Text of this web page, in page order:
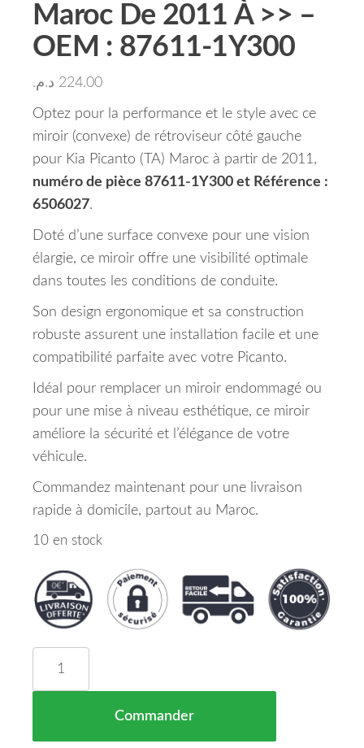
Maroc De 2011 À >> –
OEM : 87611-1Y300
224.00 د.م.
Optez pour la performance et le style avec ce
miroir (convexe) de rétroviseur côté gauche
pour Kia Picanto (TA) Maroc à partir de 2011,
numéro de pièce 87611-1Y300 et Référence :
6506027.
Doté d’une surface convexe pour une vision
élargie, ce miroir offre une visibilité optimale
dans toutes les conditions de conduite.
Son design ergonomique et sa construction
robuste assurent une installation facile et une
compatibilité parfaite avec votre Picanto.
Idéal pour remplacer un miroir endommagé ou
pour une mise à niveau esthétique, ce miroir
améliore la sécurité et l’élégance de votre
véhicule.
Commandez maintenant pour une livraison
rapide à domicile, partout au Maroc.
10 en stock
Commander